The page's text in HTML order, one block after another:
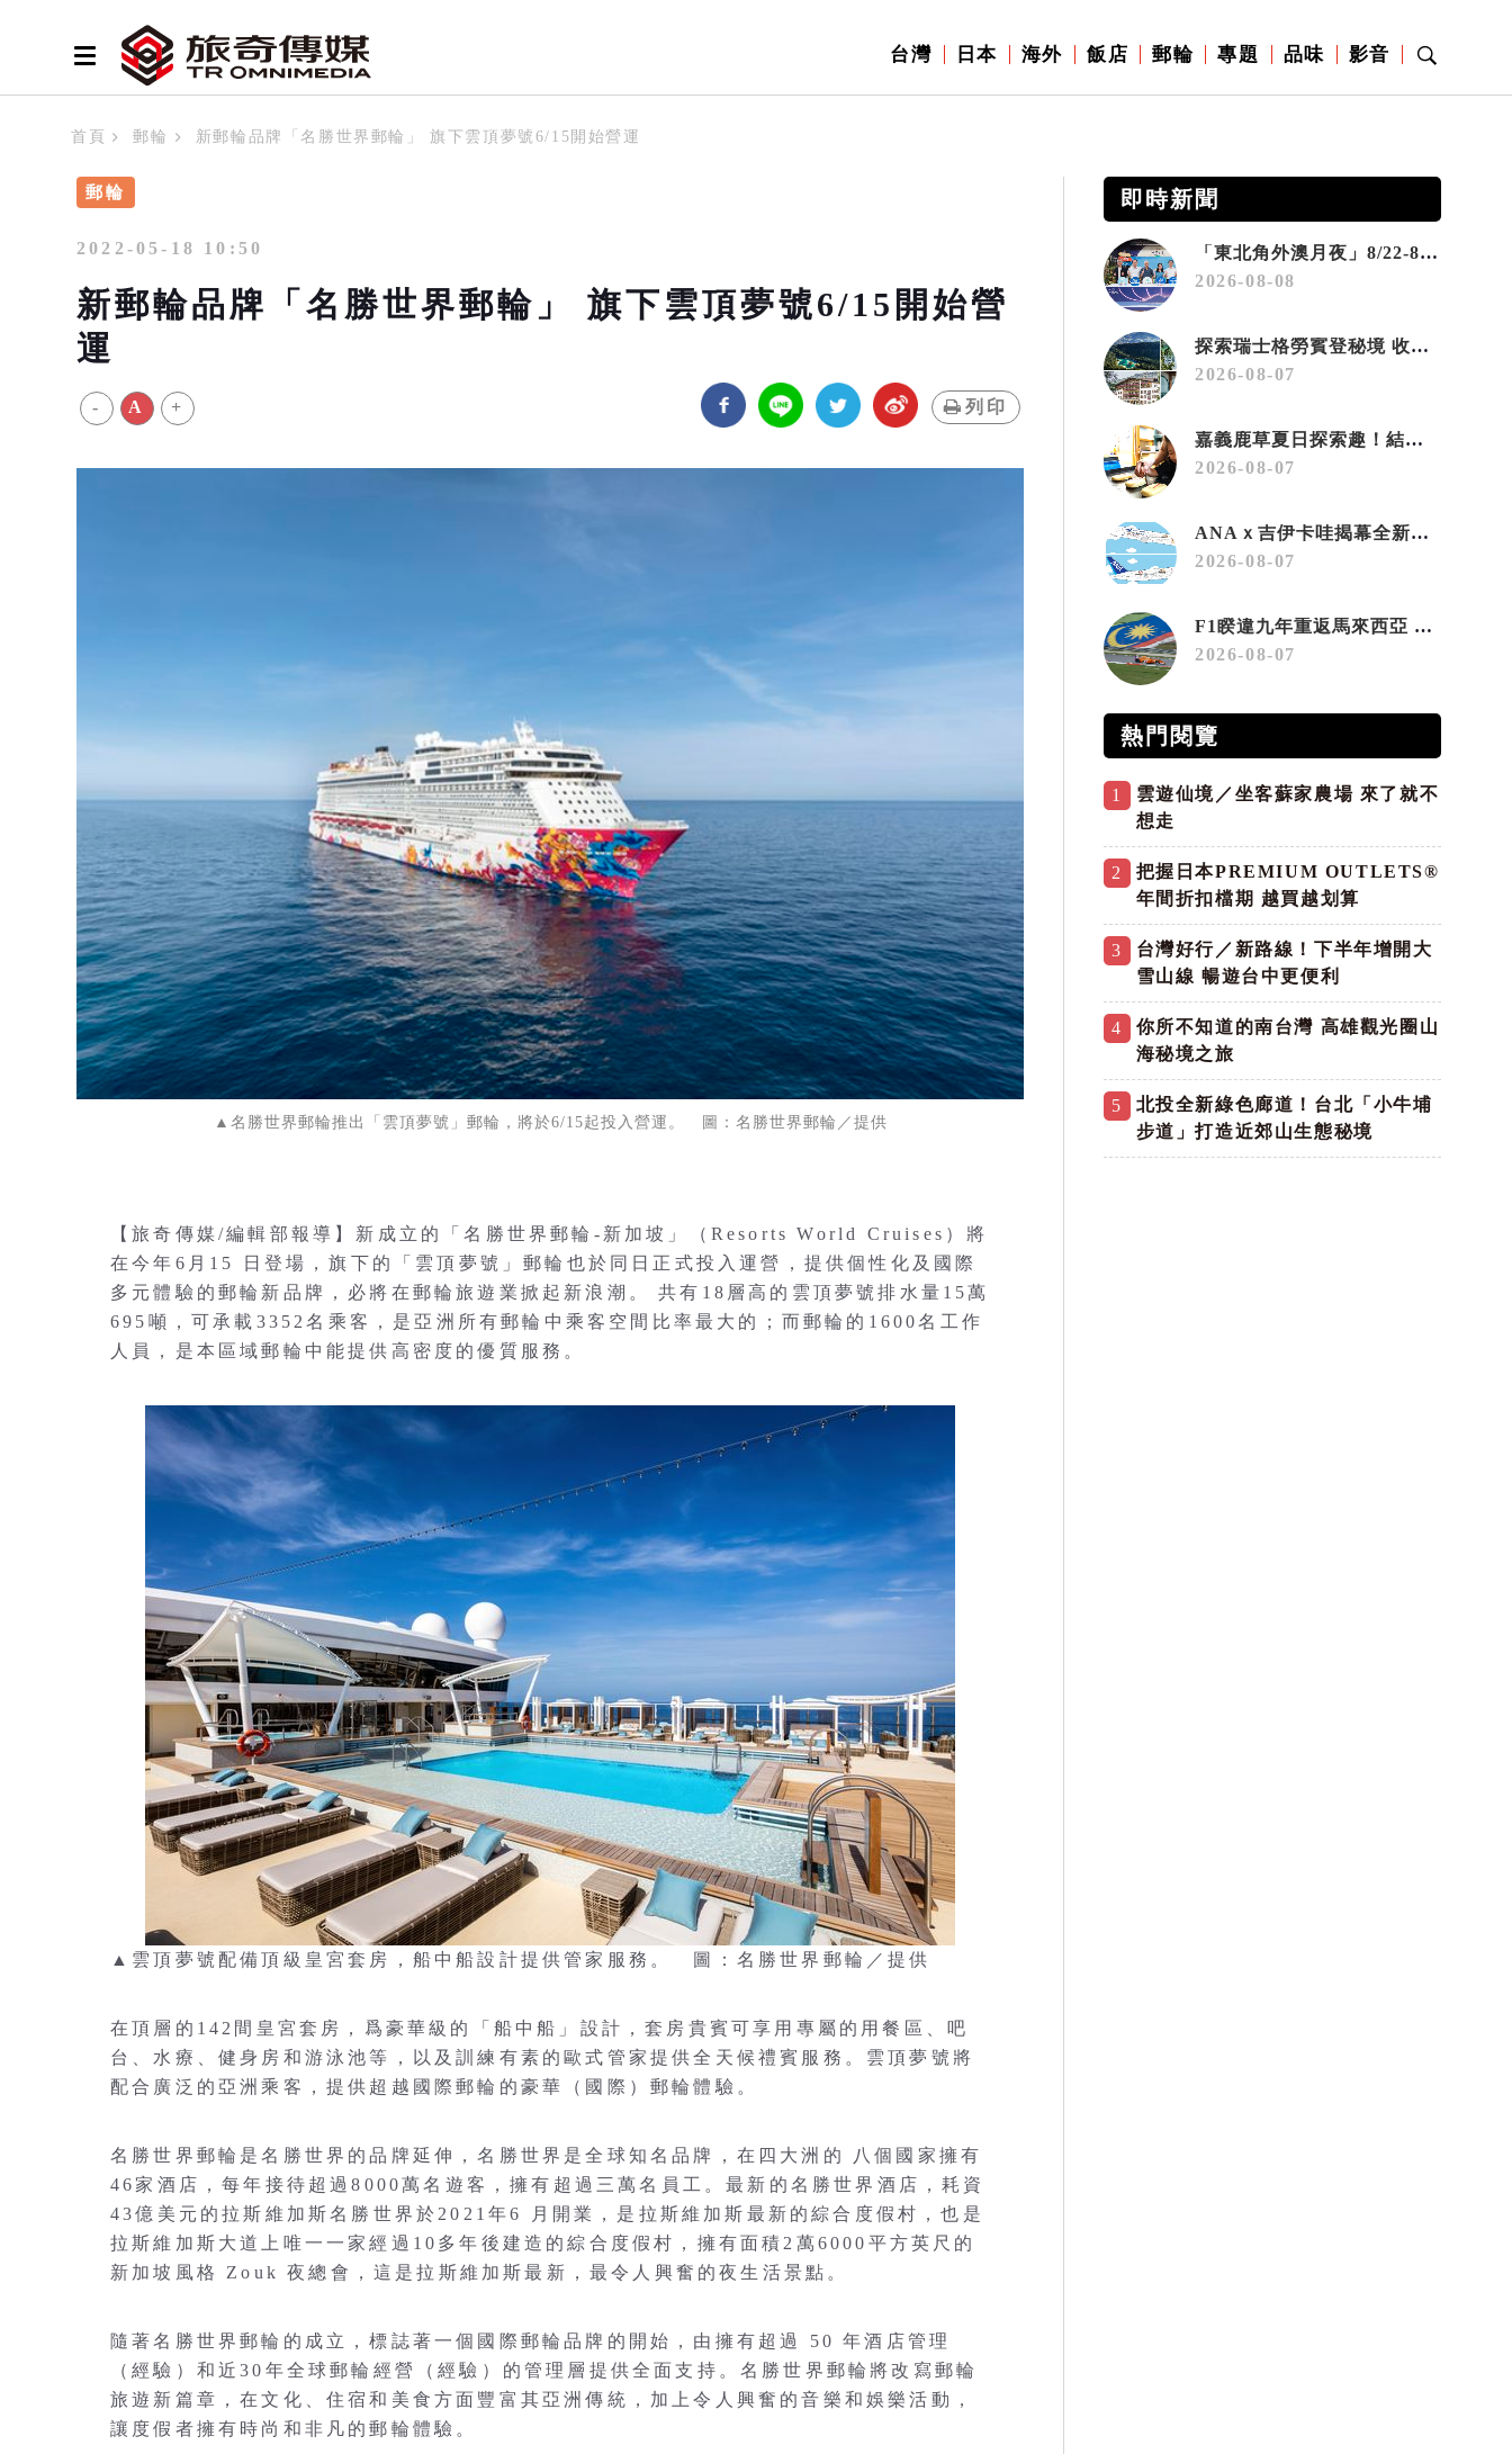
台灣 日本 海外 飯店 郵輪 專題 品味 影音
首頁 郵輪 新郵輪品牌「名勝世界郵輪」 旗下雲頂夢號6/15開始營運
郵輪
2022-05-18 10:50
新郵輪品牌「名勝世界郵輪」 旗下雲頂夢號6/15開始營
運
- A + 列印
▲名勝世界郵輪推出「雲頂夢號」郵輪，將於6/15起投入營運。 圖：名勝世界郵輪／提供
【旅奇傳媒/編輯部報導】新成立的「名勝世界郵輪-新加坡」（Resorts World Cruises）將
在今年6月15 日登場，旗下的「雲頂夢號」郵輪也於同日正式投入運營，提供個性化及國際
多元體驗的郵輪新品牌，必將在郵輪旅遊業掀起新浪潮。 共有18層高的雲頂夢號排水量15萬
695噸，可承載3352名乘客，是亞洲所有郵輪中乘客空間比率最大的；而郵輪的1600名工作
人員，是本區域郵輪中能提供高密度的優質服務。
▲雲頂夢號配備頂級皇宮套房，船中船設計提供管家服務。 圖：名勝世界郵輪／提供
在頂層的142間皇宮套房，爲豪華級的「船中船」設計，套房貴賓可享用專屬的用餐區、吧
台、水療、健身房和游泳池等，以及訓練有素的歐式管家提供全天候禮賓服務。雲頂夢號將
配合廣泛的亞洲乘客，提供超越國際郵輪的豪華（國際）郵輪體驗。
名勝世界郵輪是名勝世界的品牌延伸，名勝世界是全球知名品牌，在四大洲的 八個國家擁有
46家酒店，每年接待超過8000萬名遊客，擁有超過三萬名員工。最新的名勝世界酒店，耗資
43億美元的拉斯維加斯名勝世界於2021年6 月開業，是拉斯維加斯最新的綜合度假村，也是
拉斯維加斯大道上唯一一家經過10多年後建造的綜合度假村，擁有面積2萬6000平方英尺的
新加坡風格 Zouk 夜總會，這是拉斯維加斯最新，最令人興奮的夜生活景點。
隨著名勝世界郵輪的成立，標誌著一個國際郵輪品牌的開始，由擁有超過 50 年酒店管理
（經驗）和近30年全球郵輪經營（經驗）的管理層提供全面支持。名勝世界郵輪將改寫郵輪
旅遊新篇章，在文化、住宿和美食方面豐富其亞洲傳統，加上令人興奮的音樂和娛樂活動，
讓度假者擁有時尚和非凡的郵輪體驗。
即時新聞
「東北角外澳月夜」8/22-8/23浪漫登場 串聯五漁村、音樂、市集、火舞與慢旅共度夏夜
2026-08-08
探索瑞士格勞賓登秘境 收藏六種阿爾卑斯夏日療癒之旅
2026-08-07
嘉義鹿草夏日探索趣！結合科學、農場與自然的親子小旅行
2026-08-07
ANAｘ吉伊卡哇揭幕全新彩繪機「Chiikawa JET」
2026-08-07
F1睽違九年重返馬來西亞 三大國際賽事打造10月運動旅遊熱潮 賽車、自行車、路跑同週登場
2026-08-07
熱門閱覽
1
雲遊仙境／坐客蘇家農場 來了就不
想走
2
把握日本PREMIUM OUTLETS®
年間折扣檔期 越買越划算
3
台灣好行／新路線！下半年增開大
雪山線 暢遊台中更便利
4
你所不知道的南台灣 高雄觀光圈山
海秘境之旅
5
北投全新綠色廊道！台北「小牛埔
步道」打造近郊山生態秘境